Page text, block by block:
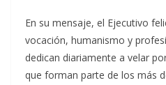
En su mensaje, el Ejecutivo
vocación, humanismo y
dedican diariamente a velar
que forman parte de los más